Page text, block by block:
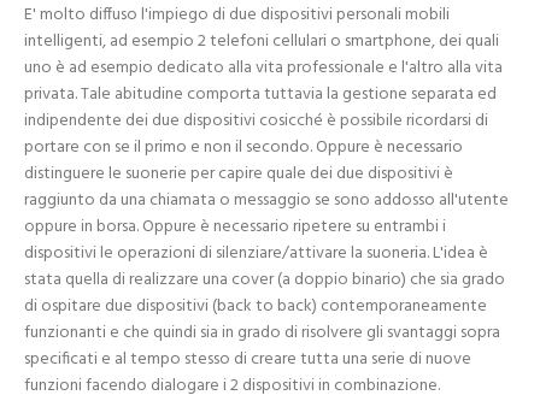
E' molto diffuso l'impiego di due dispositivi personali mobili
intelligenti, ad esempio 2 telefoni cellulari o smartphone, dei quali
uno è ad esempio dedicato alla vita professionale e l'altro alla vita
privata. Tale abitudine comporta tuttavia la gestione separata ed
indipendente dei due dispositivi cosicché è possibile ricordarsi di
portare con se il primo e non il secondo. Oppure è necessario
distinguere le suonerie per capire quale dei due dispositivi è
raggiunto da una chiamata o messaggio se sono addosso all'utente
oppure in borsa. Oppure è necessario ripetere su entrambi i
dispositivi le operazioni di silenziare/attivare la suoneria. L'idea è
stata quella di realizzare una cover (a doppio binario) che sia grado
di ospitare due dispositivi (back to back) contemporaneamente
funzionanti e che quindi sia in grado di risolvere gli svantaggi sopra
specificati e al tempo stesso di creare tutta una serie di nuove
funzioni facendo dialogare i 2 dispositivi in combinazione.